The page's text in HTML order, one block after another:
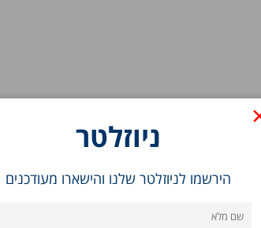
ניוזלטר
הירשמו לניוזלטר שלנו והישארו מעודכנים